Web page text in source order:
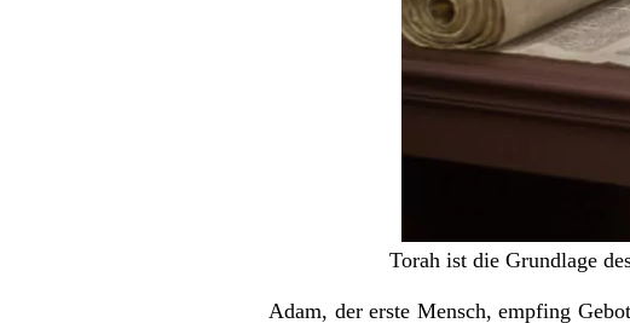
Torah ist die Grundlage
Adam, der erste Mensch, empfing